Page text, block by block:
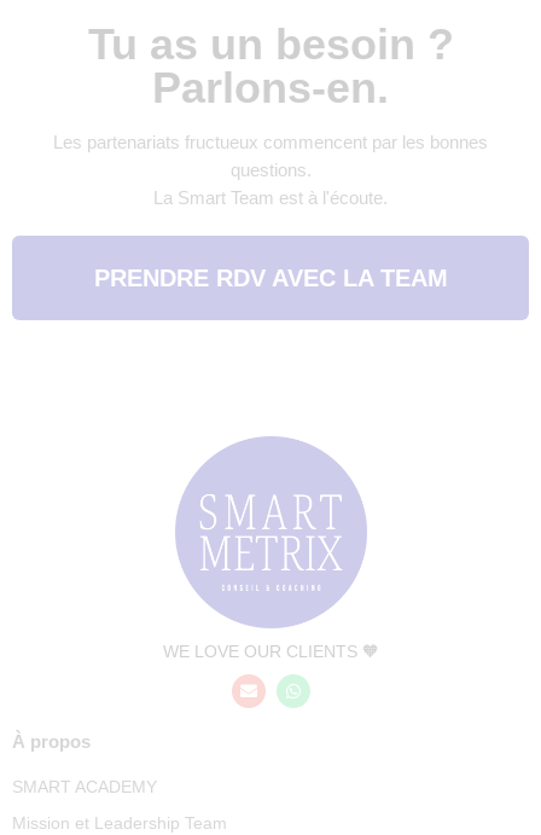
Tu as un besoin ?
Parlons-en.
Les partenariats fructueux commencent par les bonnes
questions.
La Smart Team est à l'écoute.
PRENDRE RDV AVEC LA TEAM
WE LOVE OUR CLIENTS 🧡
À propos
SMART ACADEMY
Mission et Leadership Team